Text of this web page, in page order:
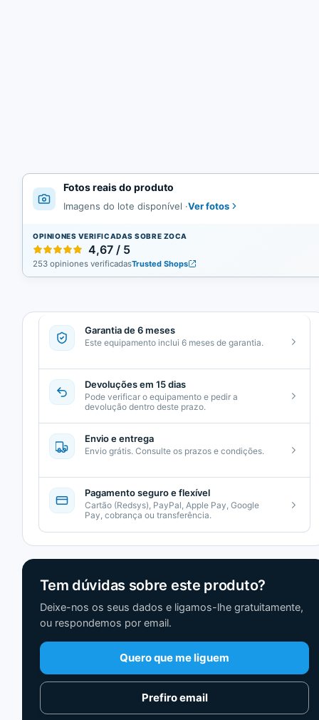
Fotos reais do produto
Imagens do lote disponível ·Ver fotos
OPINIONES VERIFICADAS SOBRE ZOCA
4,67 / 5
253 opiniones verificadasTrusted Shops
Garantia de 6 meses
Este equipamento inclui 6 meses de garantia.
Devoluções em 15 dias
Pode verificar o equipamento e pedir a
devolução dentro deste prazo.
Envio e entrega
Envio grátis. Consulte os prazos e condições.
Pagamento seguro e flexível
Cartão (Redsys), PayPal, Apple Pay, Google
Pay, cobrança ou transferência.
Tem dúvidas sobre este produto?
Deixe-nos os seus dados e ligamos-lhe gratuitamente,
ou respondemos por email.
Quero que me liguem
Prefiro email